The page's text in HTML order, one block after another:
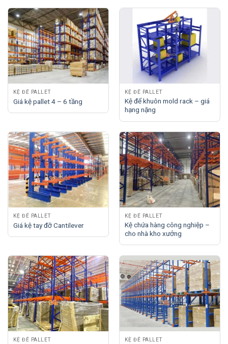
KỆ ĐỂ PALLET
Giá kệ pallet 4 – 6 tầng
KỆ ĐỂ PALLET
Kệ để khuôn mold rack – giá
hạng nặng
KỆ ĐỂ PALLET
Giá kệ tay đỡ Cantilever
KỆ ĐỂ PALLET
Kệ chứa hàng công nghiệp –
cho nhà kho xưởng
KỆ ĐỂ PALLET KỆ ĐỂ PALLET